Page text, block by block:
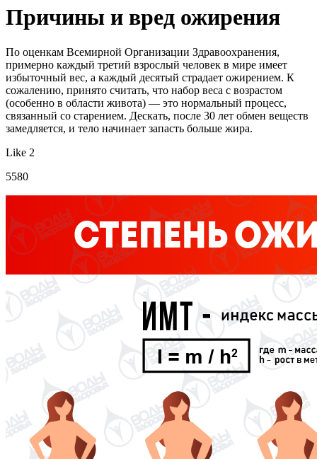
Причины и вред ожирения
По оценкам Всемирной Организации Здравоохранения,
примерно каждый третий взрослый человек в мире имеет
избыточный вес, а каждый десятый страдает ожирением. К
сожалению, принято считать, что набор веса с возрастом
(особенно в области живота) — это нормальный процесс,
связанный со старением. Дескать, после 30 лет обмен веществ
замедляется, и тело начинает запасть больше жира.
Like 2
5580